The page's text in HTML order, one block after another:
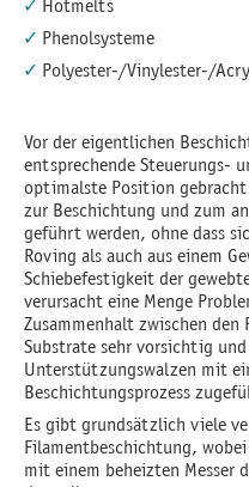
Hotmelts
Phenolsysteme
Polyester-/Vinylester-/
Vor der eigentlichen
entsprechende Steuerungs-
optimalste Position gebracht
zur Beschichtung und zum
geführt werden, ohne dass
Roving als auch aus einem
Schiebefestigkeit der
verursacht eine Menge
Zusammenhalt zwischen den
Substrate sehr vorsichtig
Unterstützungswalzen mit
Beschichtungsprozess
Es gibt grundsätzlich viele
Filamentbeschichtung,
mit einem beheizten Messer